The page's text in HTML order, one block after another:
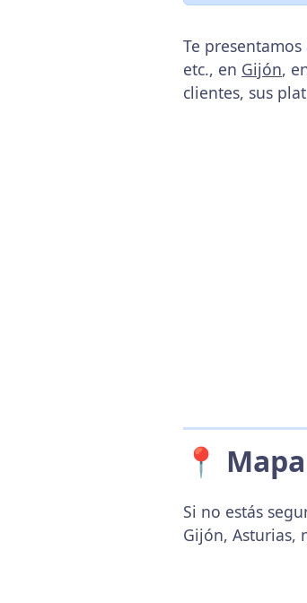
Te
etc., en Gijón,
clientes, sus
📍
Si no estás
Gijón, Asturias,